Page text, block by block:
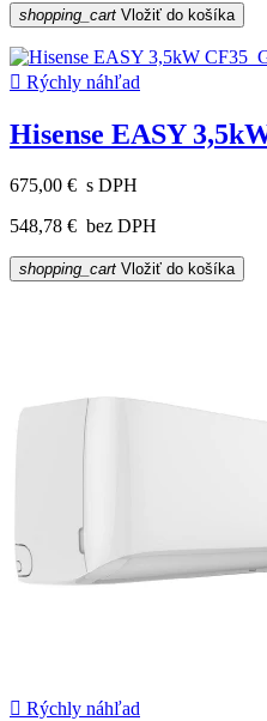
shopping_cart Vložiť do košíka
 Rýchly náhľad
Hisense EASY
675,00 € s DPH
548,78 € bez DPH
shopping_cart Vložiť do košíka
 Rýchly náhľad